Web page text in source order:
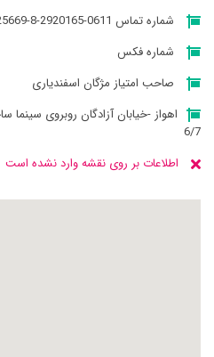
شماره تماس 0611-2920165-8-2925669-70
شماره فکس
صاحب امتیاز مژگان اسفندیاری
6/7
اطلاعات بر روی نقشه وارد نشده است